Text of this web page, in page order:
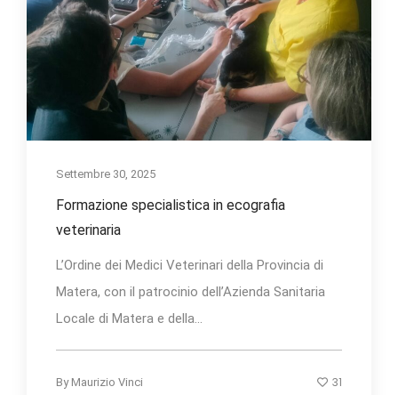
Settembre 30, 2025
Formazione specialistica in ecografia
veterinaria
L’Ordine dei Medici Veterinari della Provincia di
Matera, con il patrocinio dell’Azienda Sanitaria
Locale di Matera e della...
By Maurizio Vinci 31